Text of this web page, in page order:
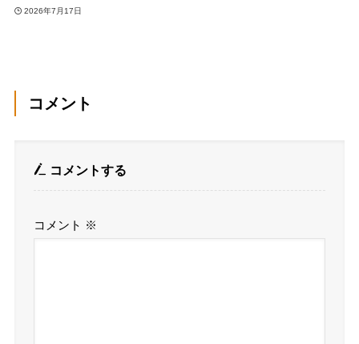
2026年7月17日
コメント
コメントする
コメント ※